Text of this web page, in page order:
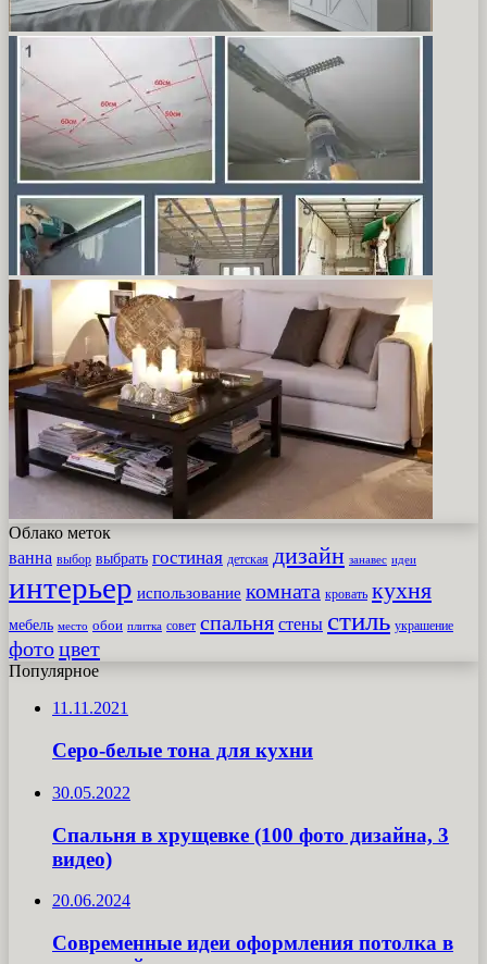
Облако меток
ванна выбор выбрать гостиная детская дизайн занавес идеи
интерьер использование комната кровать кухня
мебель место обои плитка совет спальня стены стиль украшение
фотоцвет
Популярное
11.11.2021
Серо-белые тона для кухни
30.05.2022
Спальня в хрущевке (100 фото дизайна, 3
видео)
20.06.2024
Современные идеи оформления потолка в